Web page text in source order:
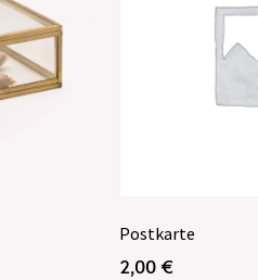
Postkarte
2,00 €